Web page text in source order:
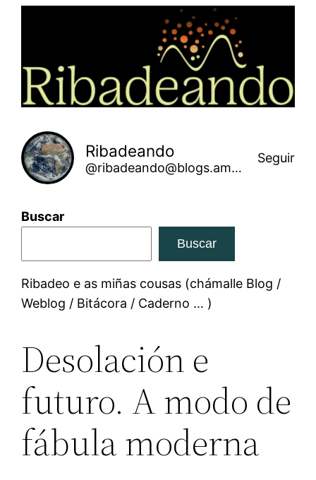
Ribadeando
@ribadeando@blogs.amarinha.gal
Seguir
Buscar
Buscar
Ribadeo e as miñas cousas (chámalle Blog /
Weblog / Bitácora / Caderno … )
Desolación e
futuro. A modo de
fábula moderna